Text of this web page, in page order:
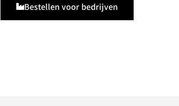
Bestellen voor bedrijven